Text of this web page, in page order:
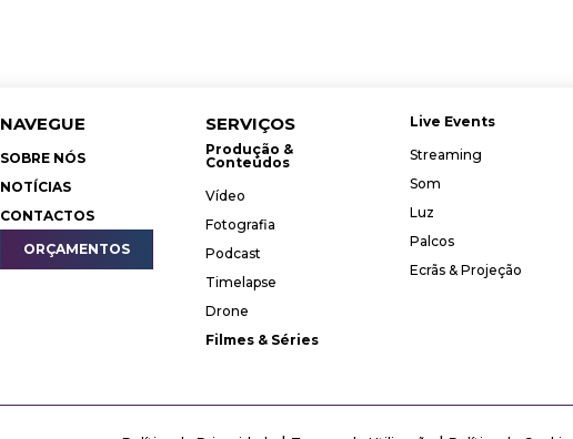
NAVEGUE
SOBRE NÓS
NOTÍCIAS
CONTACTOS
ORÇAMENTOS
SERVIÇOS
Produção &
Conteúdos
Vídeo
Fotografia
Podcast
Timelapse
Drone
Filmes & Séries
Live Events
Streaming
Som
Luz
Palcos
Ecrãs & Projeção